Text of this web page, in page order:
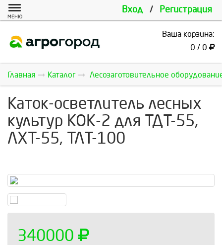
Вход / Регистрация
МЕНЮ
Ваша корзина:
0 / 0
Главная Каталог Лесозаготовительное
Каток-осветлитель лесных
культур КОК-2 для ТДТ-55,
ЛХТ-55, ТЛТ-100
340000